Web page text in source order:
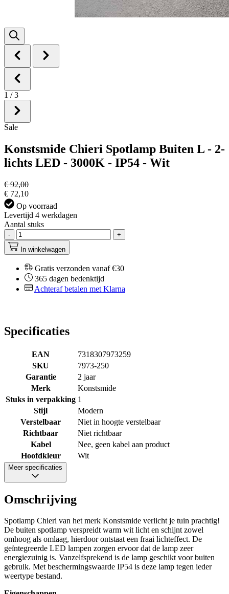
1 / 3
Sale
Konstsmide Chieri Spotlamp Buiten L - 2-
lichts LED - 3000K - IP54 - Wit
€ 92,00
€ 72,10
Op voorraad
Levertijd 4 werkdagen
Aantal stuks
-
+
In winkelwagen
Gratis verzonden vanaf €30
365 dagen bedenktijd
Achteraf betalen met Klarna
Specificaties
EAN
7318307973259
SKU
7973-250
Garantie
2 jaar
Merk
Konstsmide
Stuks in verpakking 1
Stijl
Modern
Verstelbaar
Niet in hoogte verstelbaar
Richtbaar
Niet richtbaar
Kabel
Nee, geen kabel aan product
Hoofdkleur
Wit
Meer specificaties
Omschrijving
Spotlamp Chieri van het merk Konstsmide verlicht je tuin prachtig!
De buiten spotlamp verspreidt warm wit licht en schijnt zowel
omhoog als omlaag, hierdoor ontstaat een fraai lichteffect. De
geïntegreerde LED lampen zorgen ervoor dat de lamp zeer
energiezuinig is. Vanzelfsprekend is de lamp geschikt voor buiten
gebruik. Met beschermingswaarde IP54 is deze lamp tegen ieder
weertype bestand.